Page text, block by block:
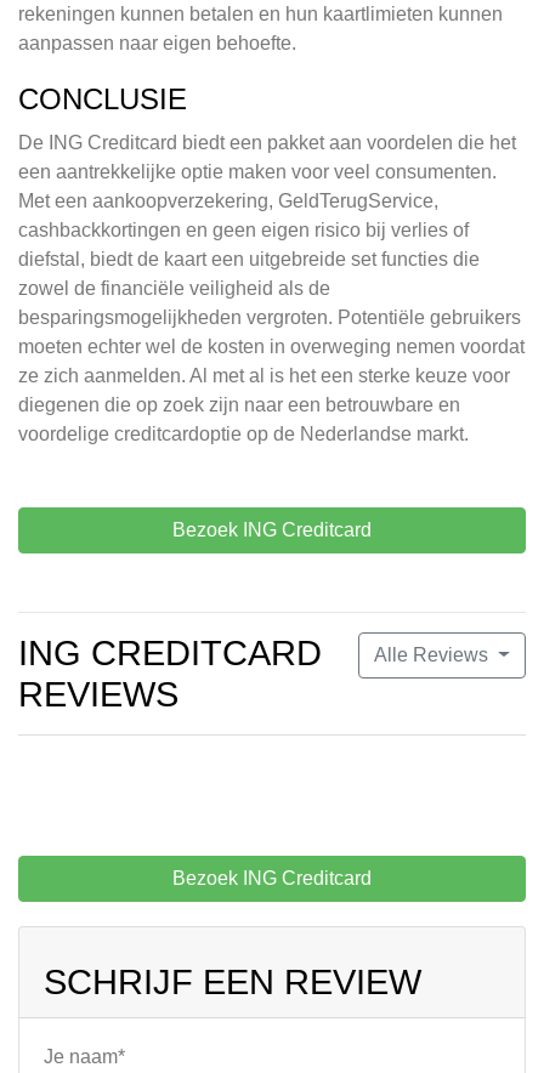
rekeningen kunnen betalen en hun kaartlimieten kunnen
aanpassen naar eigen behoefte.
CONCLUSIE
De ING Creditcard biedt een pakket aan voordelen die het
een aantrekkelijke optie maken voor veel consumenten.
Met een aankoopverzekering, GeldTerugService,
cashbackkortingen en geen eigen risico bij verlies of
diefstal, biedt de kaart een uitgebreide set functies die
zowel de financiële veiligheid als de
besparingsmogelijkheden vergroten. Potentiële gebruikers
moeten echter wel de kosten in overweging nemen voordat
ze zich aanmelden. Al met al is het een sterke keuze voor
diegenen die op zoek zijn naar een betrouwbare en
voordelige creditcardoptie op de Nederlandse markt.
Bezoek ING Creditcard
Alle Reviews
ING CREDITCARD
REVIEWS
Bezoek ING Creditcard
SCHRIJF EEN REVIEW
Je naam*